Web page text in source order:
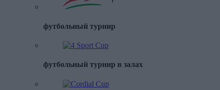
футбольный турнир
футбольный турнир в залах